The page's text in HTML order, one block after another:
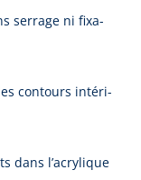
ser­ra­ge ni fi­xa­
con­tours in­té­ri­
dans l’a­cry­li­que